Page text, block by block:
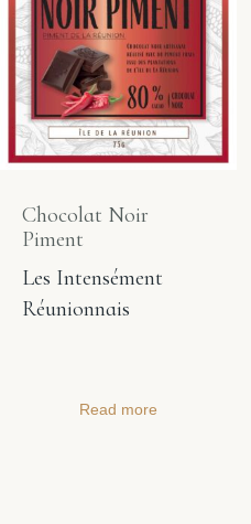
Chocolat Noir
Piment
Les Intensément
Réunionnais
Read more